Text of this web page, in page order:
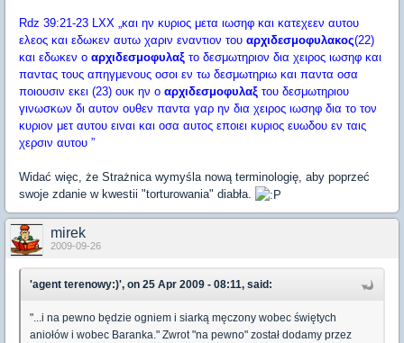
Rdz 39:21-23 LXX „και ην κυριος μετα ιωσηφ και κατεχεεν αυτου
ελεος και εδωκεν αυτω χαριν εναντιον του αρχιδεσμοφυλακος(22)
και εδωκεν ο αρχιδεσμοφυλαξ το δεσμωτηριον δια χειρος ιωσηφ και
παντας τους απηγμενους οσοι εν τω δεσμωτηριω και παντα οσα
ποιουσιν εκει (23) ουκ ην ο αρχιδεσμοφυλαξ του δεσμωτηριου
γινωσκων δι αυτον ουθεν παντα γαρ ην δια χειρος ιωσηφ δια το τον
κυριον μετ αυτου ειναι και οσα αυτος εποιει κυριος ευωδου εν ταις
χερσιν αυτου ”
Widać więc, że Strażnica wymyśla nową terminologię, aby poprzeć
swoje zdanie w kwestii "torturowania" diabła.
mirek
2009-09-26
'agent terenowy:)', on 25 Apr 2009 - 08:11, said:
"...i na pewno będzie ogniem i siarką męczony wobec świętych
aniołów i wobec Baranka." Zwrot "na pewno" został dodamy przez